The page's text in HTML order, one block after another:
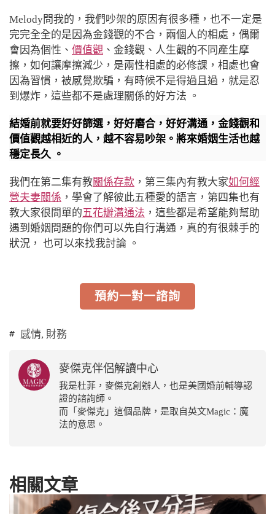
Melody問我的，我們吵架的原因有很多種，也不一定是
完完全全的是因為金錢觀的不合，兩個人的相處，偶爾
會因為個性、 價值觀 、金錢觀、人生觀的不同產生摩
擦，如何讓摩擦減少，是兩性相處的必修課，相處也會
因為習慣，被感覺欺騙，有時候不是得過且過，就是忍
到爆炸，這些都不是處理關係的好方法 。
結婚前就要好好篩選，好好磨合，好好溝通，金錢觀和
價值觀越相近的人，越不容易吵架。將來婚姻生活也越
穩定長久 。
我們在第二集有教關係存款 ，第三集內有教大家如何經
營夫妻關係 ，學會了解彼此五種愛的語言，第四集也有
教大家很間單的五花瓣溝通法 ，這些都是希望能夠幫助
遇到婚姻問題的你們可以先自行溝通，真的有很棘手的
狀況， 也可以來找我討論 。
預約一對一諮詢
感情, 財務
麥傑克伴侶解讀中心
我是杜菲，麥傑克創辦人，也是美國婚前輔導認
證的諮詢師。
而「麥傑克」這個品牌，是取自英文Magic：魔
法的意思。
相關文章